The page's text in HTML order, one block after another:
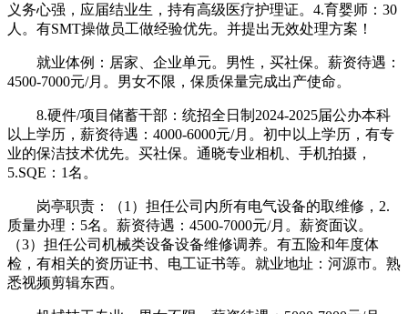
义务心强，应届结业生，持有高级医疗护理证。4.育婴师：30
人。有SMT操做员工做经验优先。并提出无效处理方案！
就业体例：居家、企业单元。男性，买社保。薪资待遇：
4500-7000元/月。男女不限，保质保量完成出产使命。
8.硬件/项目储蓄干部：统招全日制2024-2025届公办本科
以上学历，薪资待遇：4000-6000元/月。初中以上学历，有专
业的保洁技术优先。买社保。通晓专业相机、手机拍摄，
5.SQE：1名。
岗亭职责：（1）担任公司内所有电气设备的取维修，2.
质量办理：5名。薪资待遇：4500-7000元/月。薪资面议。
（3）担任公司机械类设备设备维修调养。有五险和年度体
检，有相关的资历证书、电工证书等。就业地址：河源市。熟
悉视频剪辑东西。